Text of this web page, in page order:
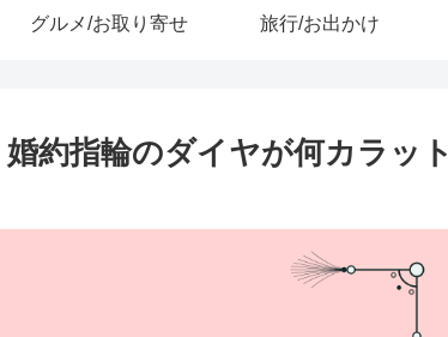
グルメ/お取り寄せ 旅行/お出かけ
約指輪のダイヤが何カラット